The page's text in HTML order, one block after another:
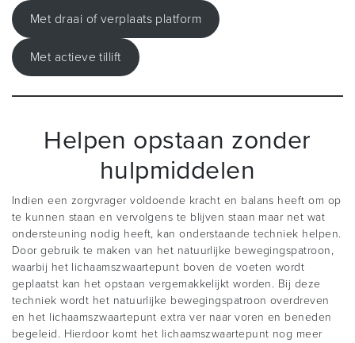
Met draai of verplaats platform
Met actieve tillift
Helpen opstaan zonder
hulpmiddelen
Indien een zorgvrager voldoende kracht en balans heeft om op
te kunnen staan en vervolgens te blijven staan maar net wat
ondersteuning nodig heeft, kan onderstaande techniek helpen.
Door gebruik te maken van het natuurlijke bewegingspatroon,
waarbij het lichaamszwaartepunt boven de voeten wordt
geplaatst kan het opstaan vergemakkelijkt worden. Bij deze
techniek wordt het natuurlijke bewegingspatroon overdreven
en het lichaamszwaartepunt extra ver naar voren en beneden
begeleid. Hierdoor komt het lichaamszwaartepunt nog meer